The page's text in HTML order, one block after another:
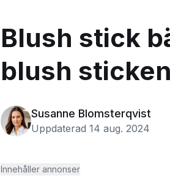
Blush stick
blush sticken
Susanne Blomsterqvist
Uppdaterad 14 aug. 2024
Innehåller annonser